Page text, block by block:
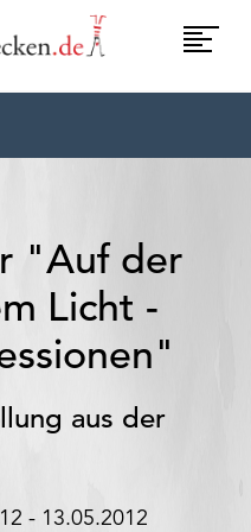
"Auf der
Licht -
aus der
- 13.05.2012